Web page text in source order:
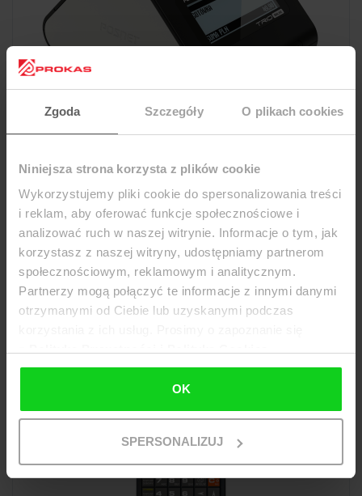
Zgoda Szczegóły O plikach cookies
Niniejsza strona korzysta z plików cookie
Wykorzystujemy pliki cookie do spersonalizowania treści
i reklam, aby oferować funkcje społecznościowe i
analizować ruch w naszej witrynie. Informacje o tym, jak
korzystasz z naszej witryny, udostępniamy partnerom
społecznościowym, reklamowym i analitycznym.
Partnerzy mogą połączyć te informacje z innymi danymi
otrzymanymi od Ciebie lub uzyskanymi podczas
OK
SPERSONALIZUJ
Drukarka fiskalna Posnet Trio Online
Przy zakupie drukarki fiskalnej oferujemy za 1 zł. brutto
PAKIET USŁUG INSTALACYJ...
brutto: 3 073,77 zł (netto:2 499,00 zł)
Wybierz opcje